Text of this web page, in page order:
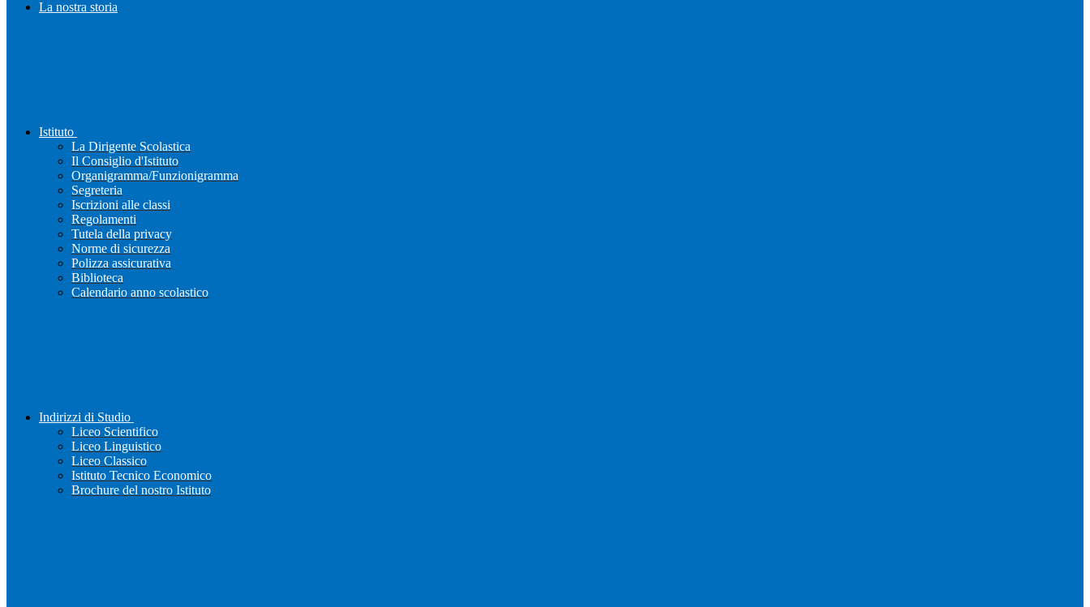
La nostra storia
Istituto
La Dirigente Scolastica
Il Consiglio d'Istituto
Organigramma/Funzionigramma
Segreteria
Iscrizioni alle classi
Regolamenti
Tutela della privacy
Norme di sicurezza
Polizza assicurativa
Biblioteca
Calendario anno scolastico
Indirizzi di Studio
Liceo Scientifico
Liceo Linguistico
Liceo Classico
Istituto Tecnico Economico
Brochure del nostro Istituto